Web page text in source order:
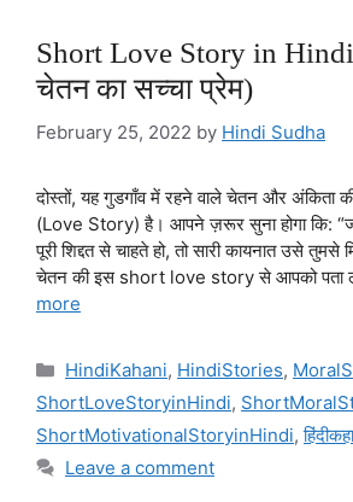
Short Love Story in
चेतन का सच्चा प्रेम)
February 25, 2022 by Hindi Sudha
दोस्तों, यह गुडगाँव में रहने वाले चेतन और अंकिता
(Love Story) है। आपने ज़रूर सुना होगा कि:
पूरी शिद्दत से चाहते हो, तो सारी कायनात उसे
चेतन की इस short love story से आपको पता
more
Categories
HindiKahani, HindiStories,
ShortLoveStoryinHindi,
ShortMotivationalStoryinHindi,
Leave a comment